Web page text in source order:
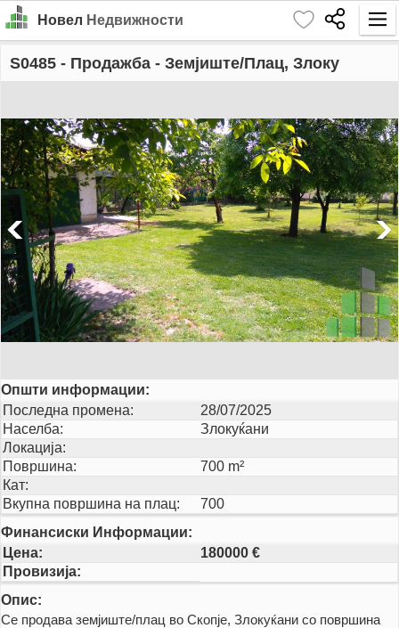
Новел Недвижности
Почетна
Издавање
Продажба
За Нас
Контакт
Најава
MK
EN
GO!
S0485 - Продажба - Земјиште/Плац, Злокуќани
Општи информации:
Последна промена:
28/07/2025
Населба:
Злокуќани
Локација:
Површина:
700 m²
Кат:
Вкупна површина на плац:
700
Финансиски Информации:
Цена:
180000 €
Провизија:
Опис:
Се продава земјиште/плац во Скопје, Злокуќани со површина